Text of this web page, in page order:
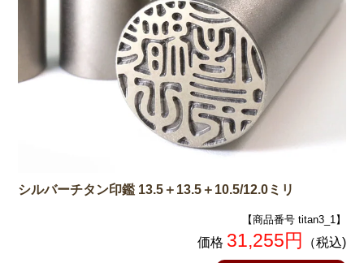
シルバーチタン印鑑 13.5＋13.5＋10.5/12.0ミリ
【商品番号 titan3_1】
価格 31,255円 （税込)